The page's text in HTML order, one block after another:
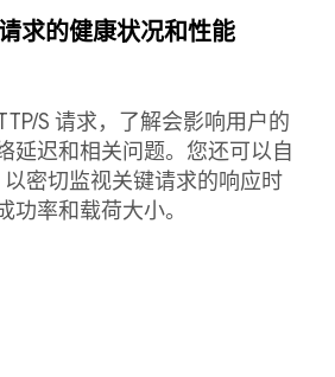
求的健康状况和性能
S 请求，了解会影响用户的
延迟和相关问题。您还可以自
密切监视关键请求的响应时
功率和载荷大小。